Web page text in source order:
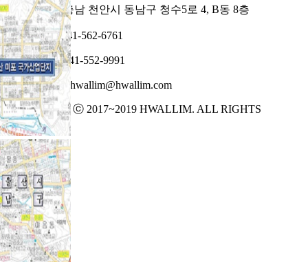
주소 : 충남 천안시 동남구 청수5로 4, B동 8층
TEL : 041-562-6761
/
FAX : 041-552-9991
/
E-mail : hwallim@hwallim.com
COPYRIGHT ⓒ 2017~2019 HWALLIM. ALL RIGHTS
RESERVED.